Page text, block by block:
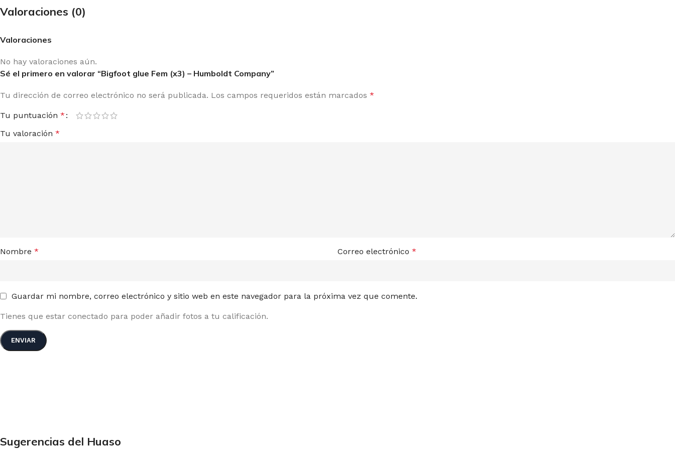
Valoraciones (0)
Valoraciones
No hay valoraciones aún.
Sé el primero en valorar “Bigfoot glue Fem (x3) – Humboldt Company”
Tu dirección de correo electrónico no será publicada. Los campos requeridos están marcados *
Tu puntuación *
Tu valoración *
Nombre * Correo electrónico *
Guardar mi nombre, correo electrónico y sitio web en este navegador para la próxima vez que comente.
Tienes que estar conectado para poder añadir fotos a tu calificación.
Sugerencias del Huaso